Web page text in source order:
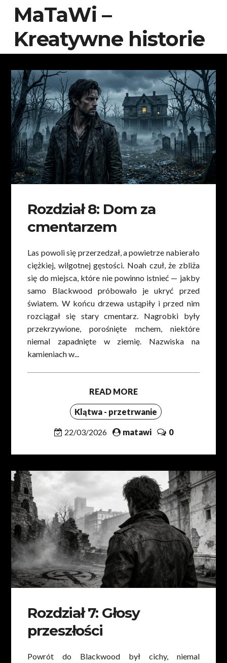
MaTaWi –
Kreatywne historie
Rozdział 8: Dom za
cmentarzem
Las powoli się przerzedzał, a powietrze nabierało
ciężkiej, wilgotnej gęstości. Noah czuł, że zbliża
się do miejsca, które nie powinno istnieć — jakby
samo Blackwood próbowało je ukryć przed
światem. W końcu drzewa ustąpiły i przed nim
rozciągał się stary cmentarz. Nagrobki były
przekrzywione, porośnięte mchem, niektóre
niemal zapadnięte w ziemię. Nazwiska na
kamieniach w...
READ MORE
Klątwa - przetrwanie
22/03/2026 matawi 0
Rozdział 7: Głosy
przeszłości
Powrót do Blackwood był cichy, niemal